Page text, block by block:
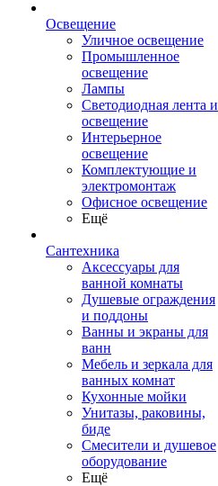
Освещение
Уличное освещение
Промышленное
освещение
Лампы
Светодиодная лента и
освещение
Интерьерное
освещение
Комплектующие и
электромонтаж
Офисное освещение
Ещё
Сантехника
Аксессуары для
ванной комнаты
Душевые ограждения
и поддоны
Ванны и экраны для
ванн
Мебель и зеркала для
ванных комнат
Кухонные мойки
Унитазы, раковины,
биде
Смесители и душевое
оборудование
Ещё